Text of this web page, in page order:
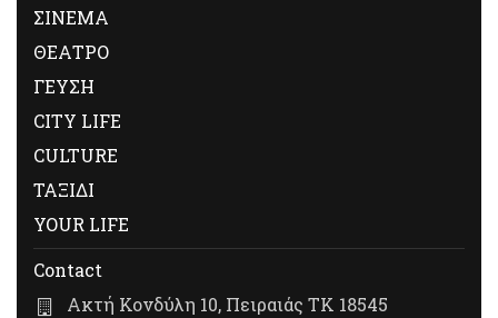
ΣΙΝΕΜΑ
ΘΕΑΤΡΟ
ΓΕΥΣΗ
CITY LIFE
CULTURE
ΤΑΞΙΔΙ
YOUR LIFE
Contact
Ακτή Κονδύλη 10, Πειραιάς ΤΚ 18545